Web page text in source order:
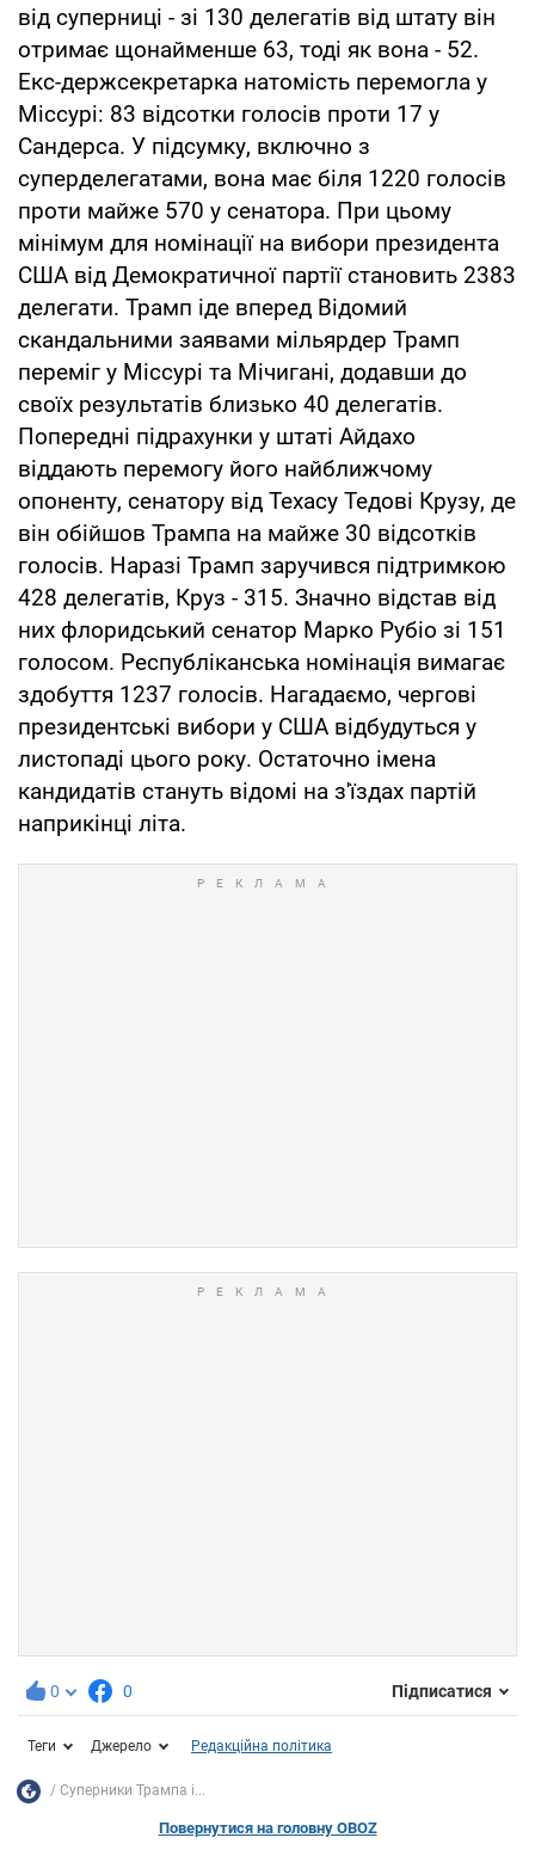
від суперниці - зі 130 делегатів від штату він
отримає щонайменше 63, тоді як вона - 52.
Екс-держсекретарка натомість перемогла у
Міссурі: 83 відсотки голосів проти 17 у
Сандерса. У підсумку, включно з
суперделегатами, вона має біля 1220 голосів
проти майже 570 у сенатора. При цьому
мінімум для номінації на вибори президента
США від Демократичної партії становить 2383
делегати. Трамп іде вперед Відомий
скандальними заявами мільярдер Трамп
переміг у Міссурі та Мічигані, додавши до
своїх результатів близько 40 делегатів.
Попередні підрахунки у штаті Айдахо
віддають перемогу його найближчому
опоненту, сенатору від Техасу Тедові Крузу, де
він обійшов Трампа на майже 30 відсотків
голосів. Наразі Трамп заручився підтримкою
428 делегатів, Круз - 315. Значно відстав від
них флоридський сенатор Марко Рубіо зі 151
голосом. Республіканська номінація вимагає
здобуття 1237 голосів. Нагадаємо, чергові
президентські вибори у США відбудуться у
листопаді цього року. Остаточно імена
кандидатів стануть відомі на з'їздах партій
наприкінці літа.
0 0 Підписатися
Теги Джерело Редакційна політика
Суперники Трампа і...
Повернутися на головну OBOZ